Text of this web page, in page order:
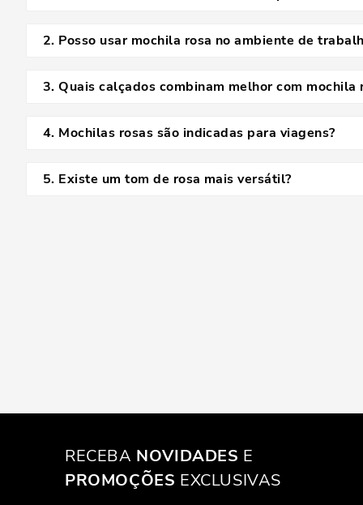
2. Posso usar mochila rosa no ambiente de
3.Quais calçados combinam melhor com mochila
4. Mochilas rosas são indicadas para viagens?
5. Existe um tom de rosa mais versátil?
RECEBA NOVIDADES E
PROMOÇÕES EXCLUSIVAS